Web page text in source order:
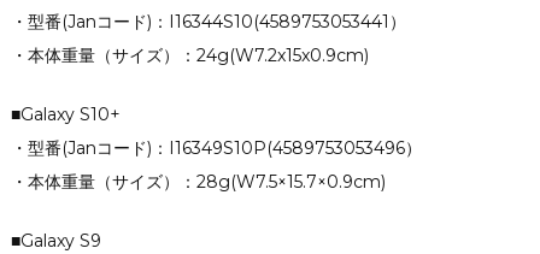
・型番(Janコード)：I16344S10(4589753053441）
・本体重量（サイズ）：24g(W7.2x15x0.9cm)
■Galaxy S10+
・型番(Janコード)：I16349S10P(4589753053496）
・本体重量（サイズ）：28g(W7.5×15.7×0.9cm)
■Galaxy S9